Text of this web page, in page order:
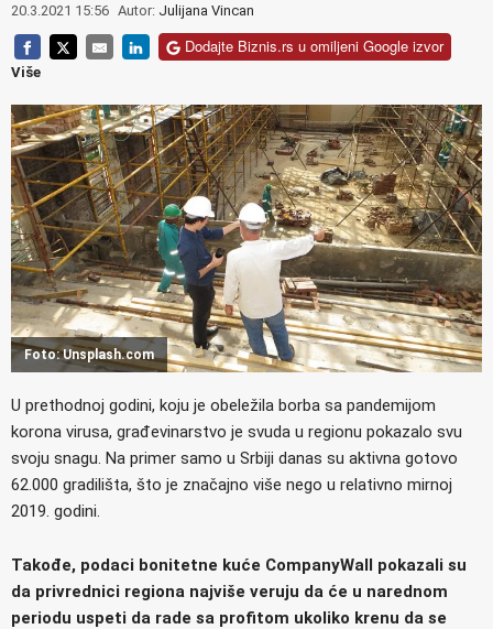
20.3.2021 15:56 Autor: Julijana Vincan
Dodajte Biznis.rs u omiljeni Google izvor
Više
Foto: Unsplash.com
U prethodnoj godini, koju je obeležila borba sa pandemijom
korona virusa, građevinarstvo je svuda u regionu pokazalo svu
svoju snagu. Na primer samo u Srbiji danas su aktivna gotovo
62.000 gradilišta, što je značajno više nego u relativno mirnoj
2019. godini.
Takođe, podaci bonitetne kuće CompanyWall pokazali su
da privrednici regiona najviše veruju da će u narednom
periodu uspeti da rade sa profitom ukoliko krenu da se